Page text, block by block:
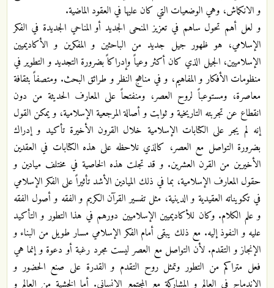
و الانكماش، وهي الوضعيات التي كان عليها في العقود الماضية.
و لعل أهم تحول ساهم في تعزيز المنحى الجديد أو المناحي الجديدة في الفكر
الإسلامي، هو ظهور جيل جديد من الباحثين و المفكرين و الأكاديميين
الإسلاميين، الجيل الذي كان أكثر وعياً وإدراكاً بضرورة التجديد و التطوير في
منظومات الأفكار و المفاهيم، و في مناهج النظر و طرائق البحث. ومتصفاً بثقافة
معاصرة، ومستوعباً لروح العصر، ومنفتحاً على المعارف الحديثة من دون
انقطاع عن تجربته التاريخية و ثوابت و أصالة المرجعية الإسلامية، و يمكن القول
إنه لم يجر على الكتابات الإسلامية خلال القرون الأخيرة تأكيد و إدراك
بضرورة التواصل مع العصر، كالذي نلاحظه على هذه الكتابات في العقدين
الأخيرين من القرن العشرين. و قد تجلت هذه الخاصية في مختلف ميادين و
حقول المعارف الإسلامية، بما في ذلك الميادين الأشد تأثيراً على الفكر الإسلامي
في تكويناته العقيدية و الدينية، مثل تفسير القرآن الكريم و الفقه و أصول الفقه
و علم الكلام. وكان للأكاديميين الإسلاميين دورهم في هذا التطور و التأكيد
عليه و النفوذ إليه. مع ذلك يبقى أمام الفكر الإسلامي مسار طويل من البناء و
الإنجاز و التقدم. لأن التواصل مع العصر ليست مجرد رغبة أو دعوة و إنما هي
فعل متراكم من التطور وتمثل روح التقدم و القدرة على صنع الحضور و
الاندماج في العالم و المشاركة مع المجتمع الإنساني. أما الخشية من العالم و